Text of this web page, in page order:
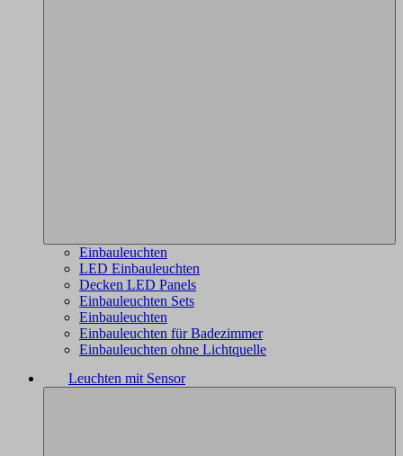
Einbauleuchten
LED Einbauleuchten
Decken LED Panels
Einbauleuchten Sets
Einbauleuchten
Einbauleuchten für Badezimmer
Einbauleuchten ohne Lichtquelle
Leuchten mit Sensor